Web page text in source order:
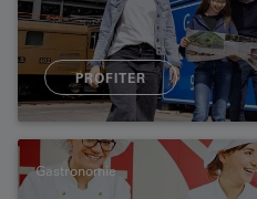
PROFITER
Gastronomie